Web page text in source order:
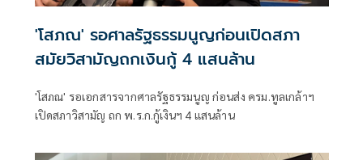
'โสภณ' รอศาลรัฐธรรมนูญก่อนเปิดสภา
สมัยวิสามัญถกเงินกู้ 4 แสนล้าน
'โสภณ' รอเอกสารจากศาลรัฐธรรมนูญ ก่อนส่ง ครม.ทูลเกล้าฯ
เปิดสภาวิสามัญ ถก พ.ร.ก.กู้เงินฯ 4 แสนล้าน